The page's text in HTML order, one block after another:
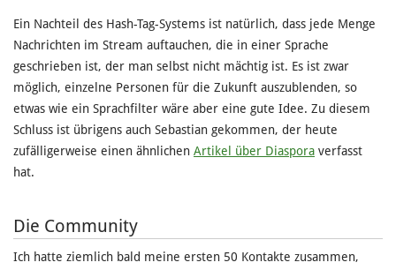
Ein Nachteil des Hash-Tag-Systems ist natürlich, dass jede Menge
Nachrichten im Stream auftauchen, die in einer Sprache
geschrieben ist, der man selbst nicht mächtig ist. Es ist zwar
möglich, einzelne Personen für die Zukunft auszublenden, so
etwas wie ein Sprachfilter wäre aber eine gute Idee. Zu diesem
Schluss ist übrigens auch Sebastian gekommen, der heute
zufälligerweise einen ähnlichen Artikel über Diaspora verfasst
hat.
Die Community
Ich hatte ziemlich bald meine ersten 50 Kontakte zusammen,